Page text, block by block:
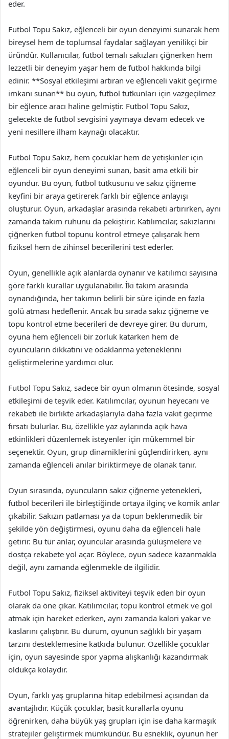
eder.
Futbol Topu Sakız, eğlenceli bir oyun deneyimi sunarak hem
bireysel hem de toplumsal faydalar sağlayan yenilikçi bir
üründür. Kullanıcılar, futbol temalı sakızları çiğnerken hem
lezzetli bir deneyim yaşar hem de futbol hakkında bilgi
edinir. **Sosyal etkileşimi artıran ve eğlenceli vakit geçirme
imkanı sunan** bu oyun, futbol tutkunları için vazgeçilmez
bir eğlence aracı haline gelmiştir. Futbol Topu Sakız,
gelecekte de futbol sevgisini yaymaya devam edecek ve
yeni nesillere ilham kaynağı olacaktır.
Futbol Topu Sakız, hem çocuklar hem de yetişkinler için
eğlenceli bir oyun deneyimi sunan, basit ama etkili bir
oyundur. Bu oyun, futbol tutkusunu ve sakız çiğneme
keyfini bir araya getirerek farklı bir eğlence anlayışı
oluşturur. Oyun, arkadaşlar arasında rekabeti artırırken, aynı
zamanda takım ruhunu da pekiştirir. Katılımcılar, sakızlarını
çiğnerken futbol topunu kontrol etmeye çalışarak hem
fiziksel hem de zihinsel becerilerini test ederler.
Oyun, genellikle açık alanlarda oynanır ve katılımcı sayısına
göre farklı kurallar uygulanabilir. İki takım arasında
oynandığında, her takımın belirli bir süre içinde en fazla
golü atması hedeflenir. Ancak bu sırada sakız çiğneme ve
topu kontrol etme becerileri de devreye girer. Bu durum,
oyuna hem eğlenceli bir zorluk katarken hem de
oyuncuların dikkatini ve odaklanma yeteneklerini
geliştirmelerine yardımcı olur.
Futbol Topu Sakız, sadece bir oyun olmanın ötesinde, sosyal
etkileşimi de teşvik eder. Katılımcılar, oyunun heyecanı ve
rekabeti ile birlikte arkadaşlarıyla daha fazla vakit geçirme
fırsatı bulurlar. Bu, özellikle yaz aylarında açık hava
etkinlikleri düzenlemek isteyenler için mükemmel bir
seçenektir. Oyun, grup dinamiklerini güçlendirirken, aynı
zamanda eğlenceli anılar biriktirmeye de olanak tanır.
Oyun sırasında, oyuncuların sakız çiğneme yetenekleri,
futbol becerileri ile birleştiğinde ortaya ilginç ve komik anlar
çıkabilir. Sakızın patlaması ya da topun beklenmedik bir
şekilde yön değiştirmesi, oyunu daha da eğlenceli hale
getirir. Bu tür anlar, oyuncular arasında gülüşmelere ve
dostça rekabete yol açar. Böylece, oyun sadece kazanmakla
değil, aynı zamanda eğlenmekle de ilgilidir.
Futbol Topu Sakız, fiziksel aktiviteyi teşvik eden bir oyun
olarak da öne çıkar. Katılımcılar, topu kontrol etmek ve gol
atmak için hareket ederken, aynı zamanda kalori yakar ve
kaslarını çalıştırır. Bu durum, oyunun sağlıklı bir yaşam
tarzını desteklemesine katkıda bulunur. Özellikle çocuklar
için, oyun sayesinde spor yapma alışkanlığı kazandırmak
oldukça kolaydır.
Oyun, farklı yaş gruplarına hitap edebilmesi açısından da
avantajlıdır. Küçük çocuklar, basit kurallarla oyunu
öğrenirken, daha büyük yaş grupları için ise daha karmaşık
stratejiler geliştirmek mümkündür. Bu esneklik, oyunun her